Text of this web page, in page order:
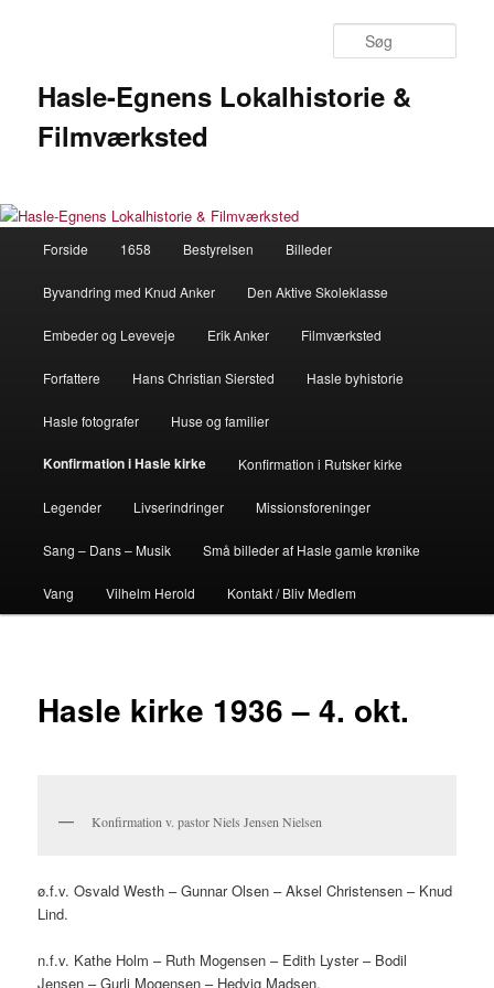
Hasle-Egnens Lokalhistorie &
Filmværksted
Forside 1658 Bestyrelsen Billeder
Byvandring med Knud Anker Den Aktive Skoleklasse
Embeder og Leveveje Erik Anker Filmværksted
Forfattere Hans Christian Siersted Hasle byhistorie
Hasle fotografer Huse og familier
Konfirmation i Hasle kirke Konfirmation i Rutsker kirke
Legender Livserindringer Missionsforeninger
Sang – Dans – Musik Små billeder af Hasle gamle krønike
Vang Vilhelm Herold Kontakt / Bliv Medlem
Hasle kirke 1936 – 4. okt.
Konfirmation v. pastor Niels Jensen Nielsen
ø.f.v. Osvald Westh – Gunnar Olsen – Aksel Christensen – Knud
Lind.
n.f.v. Kathe Holm – Ruth Mogensen – Edith Lyster – Bodil
Jensen – Gurli Mogensen – Hedvig Madsen.